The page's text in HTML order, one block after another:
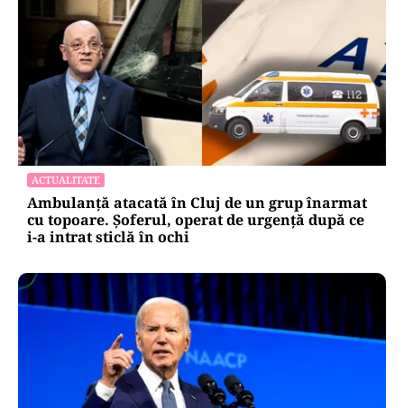
ACTUALITATE
Ambulanță atacată în Cluj de un grup înarmat
cu topoare. Șoferul, operat de urgență după ce
i-a intrat sticlă în ochi